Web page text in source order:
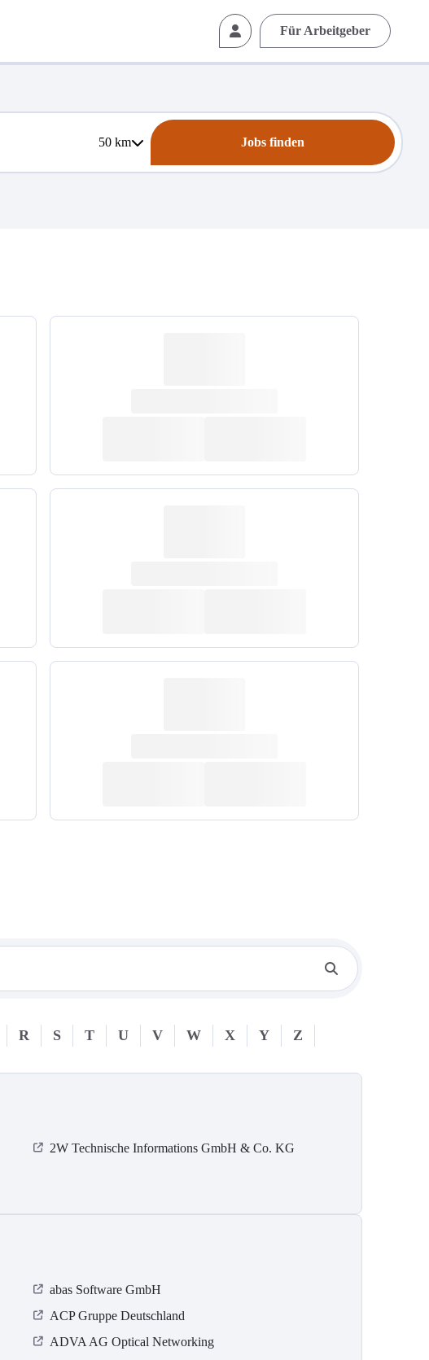
Für Arbeitgeber
50km Jobs finden
R S T U V W X Y Z
2W Technische Informations GmbH & Co. KG
abas Software GmbH
ACP Gruppe Deutschland
ADVA AG Optical Networking